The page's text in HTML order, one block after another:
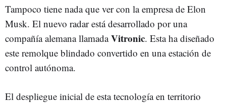
Tampoco tiene nada que ver con la empresa de Elon
Musk. El nuevo radar está desarrollado por una
compañía alemana llamadaVitronic. Esta ha diseñado
este remolque blindado convertido en una estación de
control autónoma.
El despliegue inicial de esta tecnología en territorio